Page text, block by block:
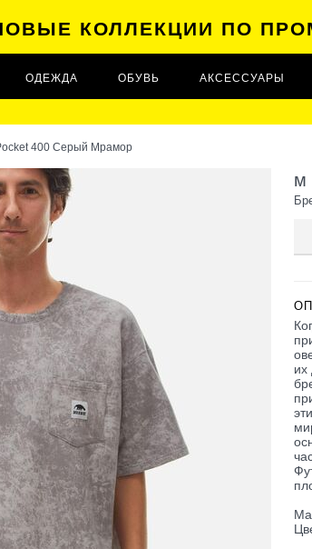
КОЛЛЕКЦИИ ПО
ОДЕЖДА ОБУВЬ АКСЕССУАРЫ
400 Серый Мрамор
м
их